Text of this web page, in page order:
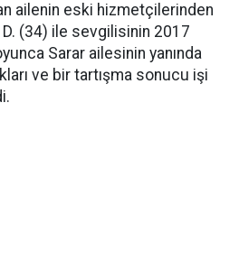
ailenin eski hizmetçilerinden
(34) ile sevgilisinin 2017
Sarar ailesinin yanında
ve bir tartışma sonucu işi